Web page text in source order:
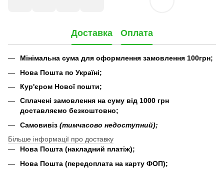
Доставка Оплата
Мінімальна сума для оформлення замовлення 100грн;
Нова Пошта по Україні;
Кур'єром Нової пошти;
Сплачені замовлення на суму від 1000 грн
доставляємо безкоштовно;
Самовивіз (тимчасово недоступний);
Більше інформації про доставку
Нова Пошта (накладний платіж);
Нова Пошта (передоплата на карту ФОП);